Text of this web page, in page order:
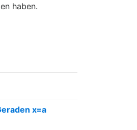
haben.
x=a